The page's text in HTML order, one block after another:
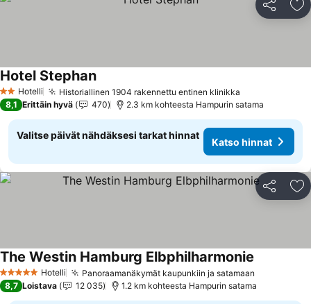
Jaa
2 Tähtiluokitus
Hotelli Historiallinen 1904 rakennettu entinen klinikka
Hotel StephanKatso hinnat
8,1 Erittäin hyvä 470 2.3 km kohteesta Hampurin satama
Valitse päivät nähdäksesi tarkat hinnat
Katso hinnat
Jaa
5 Tähtiluokitus
Hotelli Panoraamanäkymät kaupunkiin ja satamaan
The Westin Hamburg Elbphilharmonie
8,7 Loistava 12 035 1.2 km kohteesta Hampurin satama